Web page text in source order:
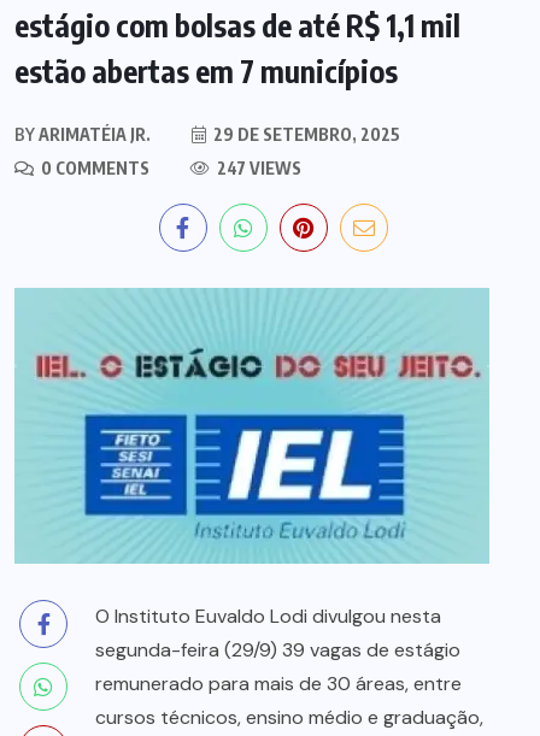
estágio com bolsas de até R$ 1,1 mil
estão abertas em 7 municípios
BYARIMATÉIA JR.
29 DE SETEMBRO, 2025
0 COMMENTS
247 VIEWS
O Instituto Euvaldo Lodi divulgou nesta
segunda-feira (29/9) 39 vagas de estágio
remunerado para mais de 30 áreas, entre
cursos técnicos, ensino médio e graduação,